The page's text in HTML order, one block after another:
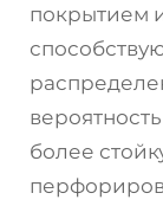
покрытием
более